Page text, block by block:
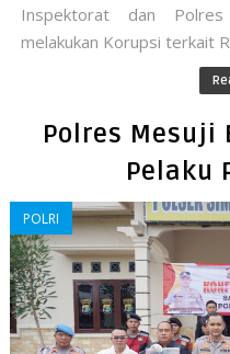
Inspektorat dan
melakukan Korupsi terkait
Polres Mesuji
Pelaku
POLRI